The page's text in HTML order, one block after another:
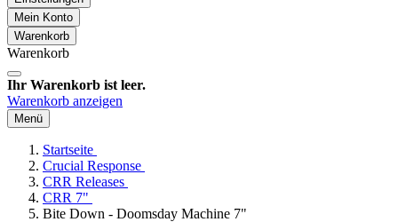
Mein Konto
Warenkorb
Warenkorb
Ihr Warenkorb ist leer.
Warenkorb anzeigen
Menü
Startseite
Crucial Response
CRR Releases
CRR 7"
Bite Down - Doomsday Machine 7"